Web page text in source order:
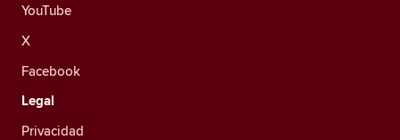
YouTube
X
Facebook
Legal
Privacidad